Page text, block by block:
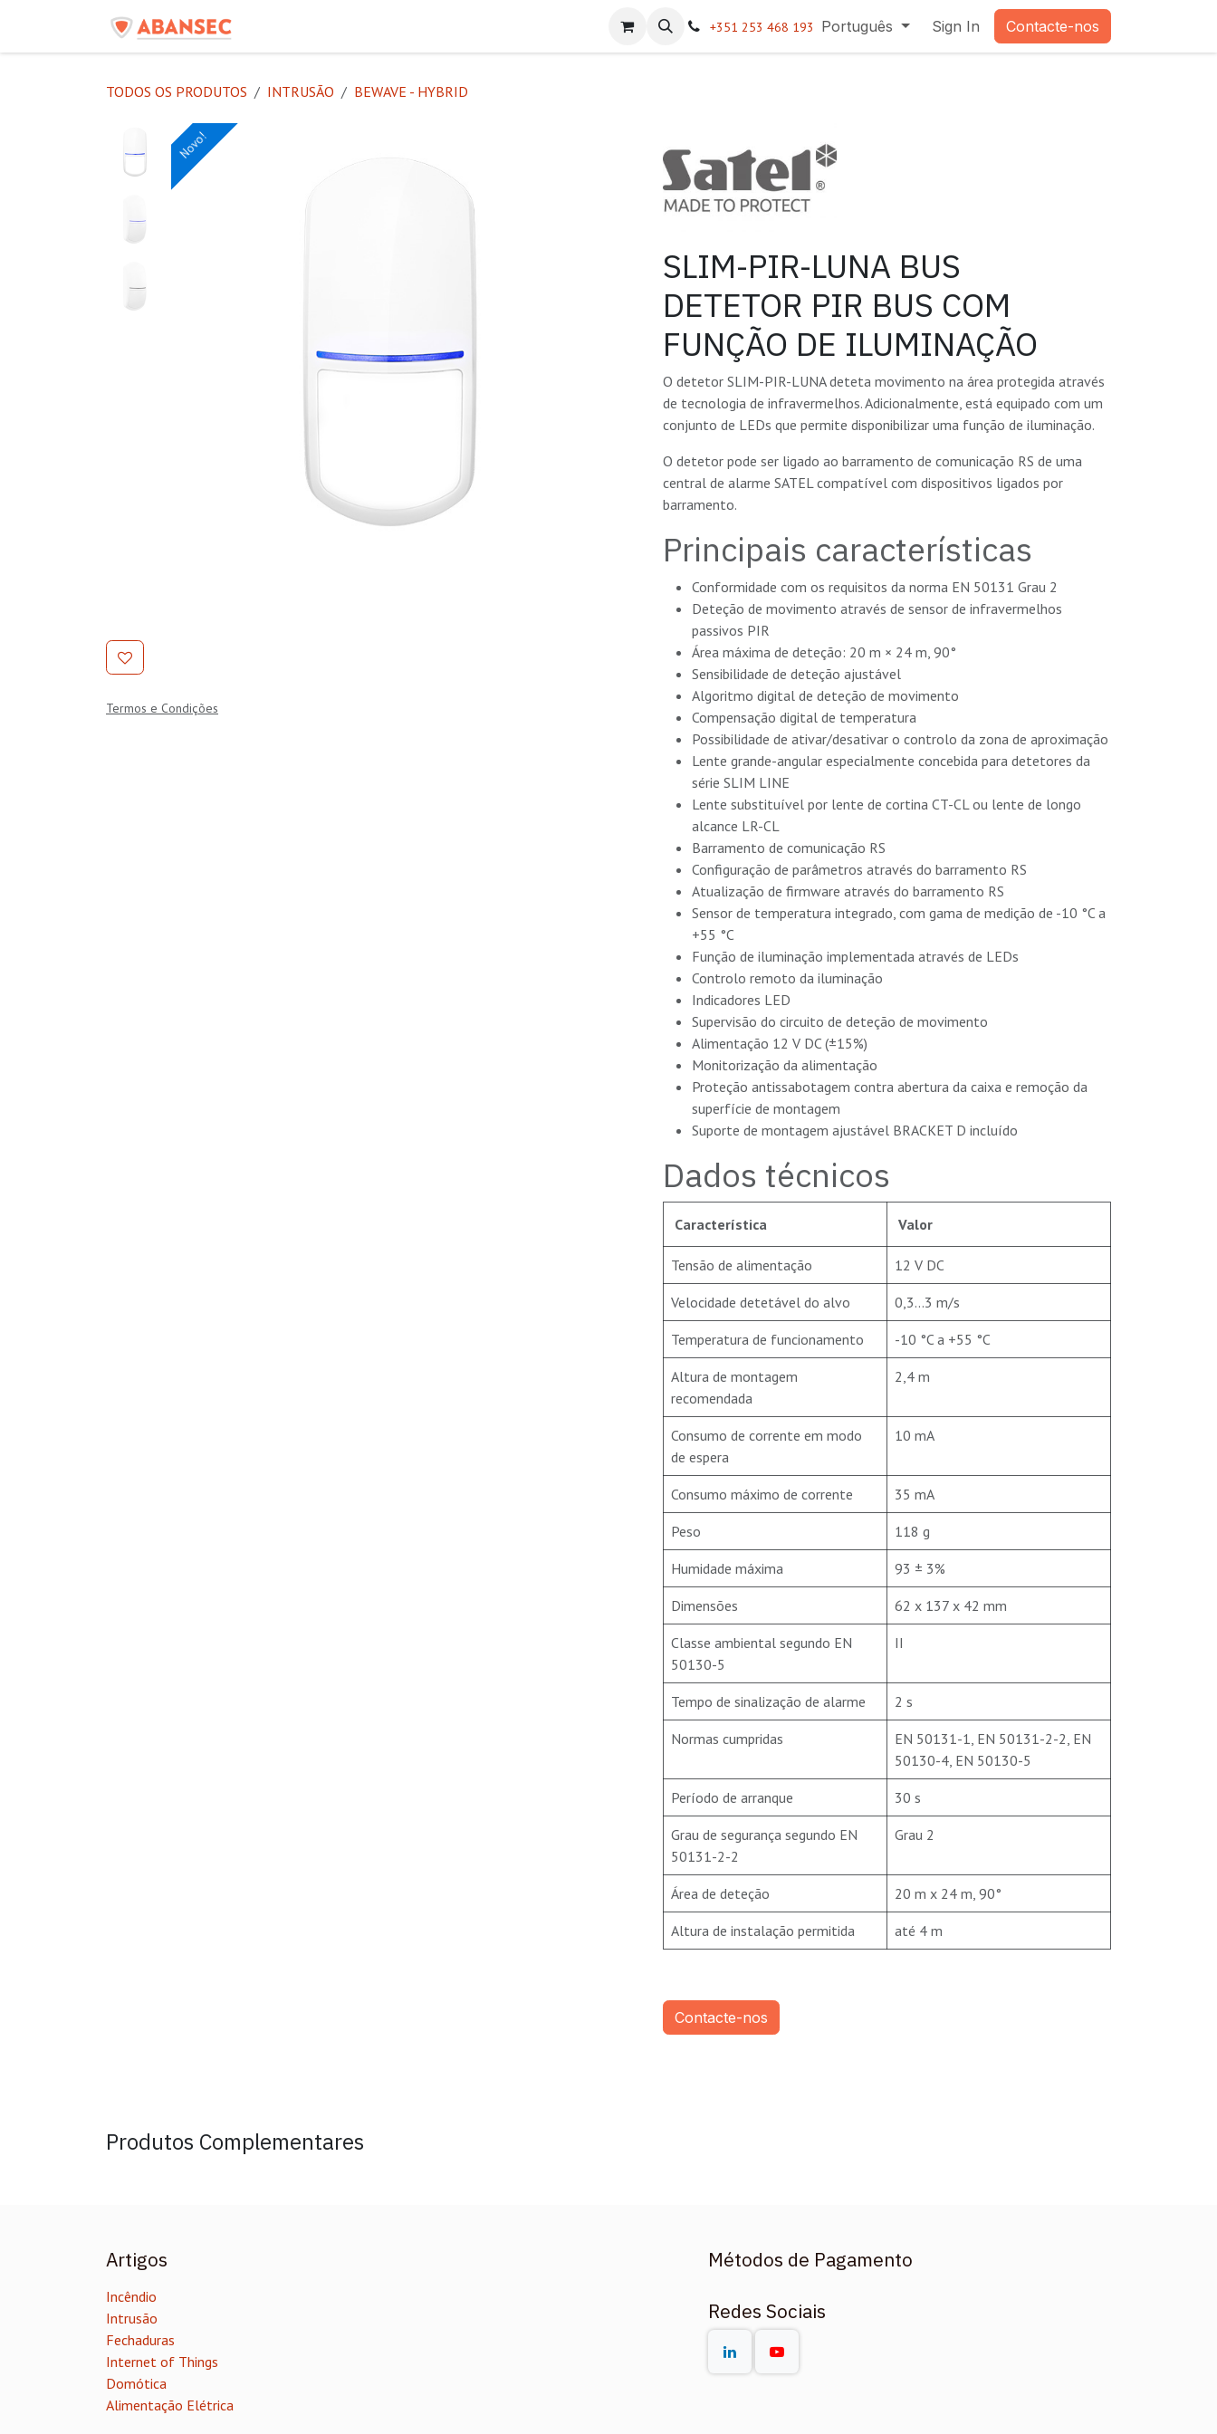
Helpdesk +351 253 468 193 Português Sign In Contacte-nos
TODOS OS PRODUTOS INTRUSÃO BEWAVE - HYBRID
Novo!
Novo!
Termos e Condições
SLIM-PIR-LUNA BUS
DETETOR PIR BUS COM
FUNÇÃO DE ILUMINAÇÃO
O detetor SLIM-PIR-LUNA deteta movimento na área protegida através
de tecnologia de infravermelhos. Adicionalmente, está equipado com um
conjunto de LEDs que permite disponibilizar uma função de iluminação.
O detetor pode ser ligado ao barramento de comunicação RS de uma
central de alarme SATEL compatível com dispositivos ligados por
barramento.
Principais características
Conformidade com os requisitos da norma EN 50131 Grau 2
Deteção de movimento através de sensor de infravermelhos
passivos PIR
Área máxima de deteção: 20 m × 24 m, 90°
Sensibilidade de deteção ajustável
Algoritmo digital de deteção de movimento
Compensação digital de temperatura
Possibilidade de ativar/desativar o controlo da zona de aproximação
Lente grande-angular especialmente concebida para detetores da
série SLIM LINE
Lente substituível por lente de cortina CT-CL ou lente de longo
alcance LR-CL
Barramento de comunicação RS
Configuração de parâmetros através do barramento RS
Atualização de firmware através do barramento RS
Sensor de temperatura integrado, com gama de medição de -10 °C a
+55 °C
Função de iluminação implementada através de LEDs
Controlo remoto da iluminação
Indicadores LED
Supervisão do circuito de deteção de movimento
Alimentação 12 V DC (±15%)
Monitorização da alimentação
Proteção antissabotagem contra abertura da caixa e remoção da
superfície de montagem
Suporte de montagem ajustável BRACKET D incluído
Dados técnicos
Característica Valor
Tensão de alimentação 12 V DC
Velocidade detetável do alvo 0,3...3 m/s
Temperatura de funcionamento -10 °C a +55 °C
Altura de montagem
recomendada
2,4 m
Consumo de corrente em modo
de espera
10 mA
Consumo máximo de corrente 35 mA
Peso 118 g
Humidade máxima 93 ± 3%
Dimensões 62 x 137 x 42 mm
Classe ambiental segundo EN
50130-5
II
Tempo de sinalização de alarme 2 s
Normas cumpridas
EN 50131-1, EN 50131-2-2, EN
50130-4, EN 50130-5
Período de arranque 30 s
Grau de segurança segundo EN
50131-2-2
Grau 2
Área de deteção 20 m x 24 m, 90°
Altura de instalação permitida até 4 m
Contacte-nos
Produtos Complementares
Artigos
Incêndio
Intrusão
Fechaduras
Internet of Things
Domótica
Alimentação Elétrica
Métodos de Pagamento
Redes Sociais